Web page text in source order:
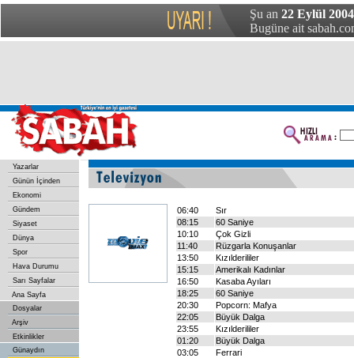
Şu an 22 Eylül
Bugüne ait
Yazarlar
Günün İçinden
Ekonomi
Gündem
Siyaset
Dünya
Spor
Hava Durumu
Sarı Sayfalar
Ana Sayfa
Dosyalar
Arşiv
Etkinlikler
Günaydın
06:40
Sır
08:15
60 Saniye
10:10
Çok Gizli
11:40
Rüzgarla Konuşanlar
13:50
Kızılderililer
15:15
Amerikalı Kadınlar
16:50
Kasaba Ayıları
18:25
60 Saniye
20:30
Popcorn: Mafya
22:05
Büyük Dalga
23:55
Kızılderililer
01:20
Büyük Dalga
03:05
Ferrari